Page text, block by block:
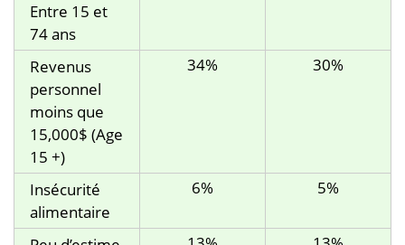
Entre 15 et
74 ans
Revenus
personnel
moins que
15,000$ (Age
15 +)
34% 30%
Insécurité
alimentaire
6% 5%